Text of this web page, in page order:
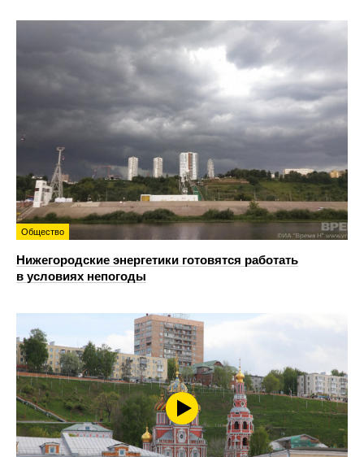
Общество
Нижегородские энергетики готовятся работать
в условиях непогоды